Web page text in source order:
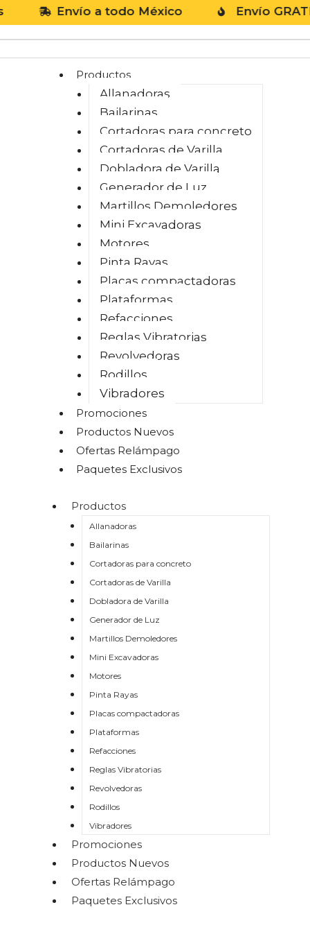
Envío a todo México Envío GRATIS
Productos
Allanadoras
Bailarinas
Cortadoras para concreto
Cortadoras de Varilla
Dobladora de Varilla
Generador de Luz
Martillos Demoledores
Mini Excavadoras
Motores
Pinta Rayas
Placas compactadoras
Plataformas
Refacciones
Reglas Vibratorias
Revolvedoras
Rodillos
Vibradores
Promociones
Productos Nuevos
Ofertas Relámpago
Paquetes Exclusivos
Productos
Allanadoras
Bailarinas
Cortadoras para concreto
Cortadoras de Varilla
Dobladora de Varilla
Generador de Luz
Martillos Demoledores
Mini Excavadoras
Motores
Pinta Rayas
Placas compactadoras
Plataformas
Refacciones
Reglas Vibratorias
Revolvedoras
Rodillos
Vibradores
Promociones
Productos Nuevos
Ofertas Relámpago
Paquetes Exclusivos